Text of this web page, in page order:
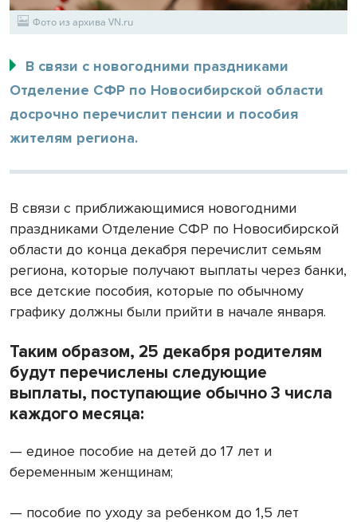
Фото из архива VN.ru
В связи с новогодними праздниками
Отделение СФР по Новосибирской области
досрочно перечислит пенсии и пособия
жителям региона.
В связи с приближающимися новогодними
праздниками Отделение СФР по Новосибирской
области до конца декабря перечислит семьям
региона, которые получают выплаты через банки,
все детские пособия, которые по обычному
графику должны были прийти в начале января.
Таким образом, 25 декабря родителям
будут перечислены следующие
выплаты, поступающие обычно 3 числа
каждого месяца:
— единое пособие на детей до 17 лет и
беременным женщинам;
— пособие по уходу за ребенком до 1,5 лет